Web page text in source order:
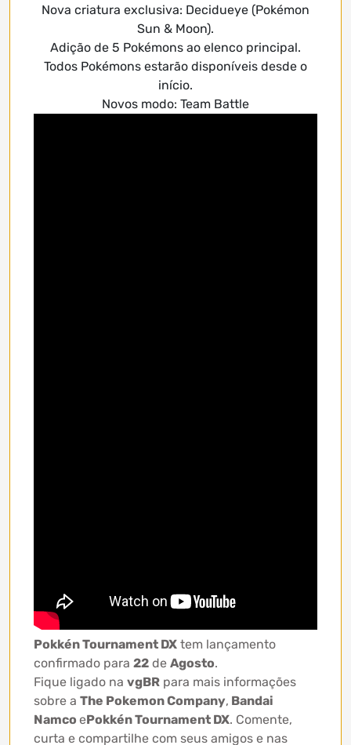
Nova criatura exclusiva: Decidueye (Pokémon
Sun & Moon).
Adição de 5 Pokémons ao elenco principal.
Todos Pokémons estarão disponíveis desde o
início.
Novos modo: Team Battle
Pokkén Tournament DX tem lançamento
confirmado para 22 de Agosto.
Fique ligado na vgBR para mais informações
sobre a The Pokemon Company, Bandai
Namco ePokkén Tournament DX. Comente,
curta e compartilhe com seus amigos e nas